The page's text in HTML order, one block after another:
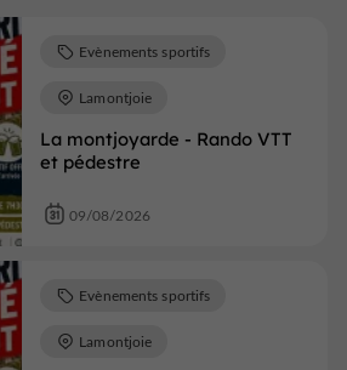
La montjoyarde - Rando VTT
et pédestre
Evènements sportifs
Lamontjoie
09/08/2026
Evènements sportifs
Lamontjoie